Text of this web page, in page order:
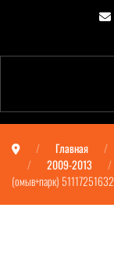
Главная
2009-2013
(омыв+парк) 51117251632